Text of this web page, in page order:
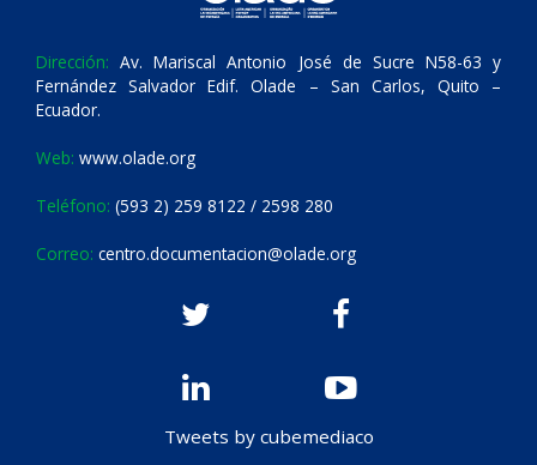
Dirección: Av. Mariscal Antonio José de Sucre N58-63 y
Fernández Salvador Edif. Olade – San Carlos, Quito –
Ecuador.
Web: www.olade.org
Teléfono: (593 2) 259 8122 / 2598 280
Correo: centro.documentacion@olade.org
Tweets by cubemediaco